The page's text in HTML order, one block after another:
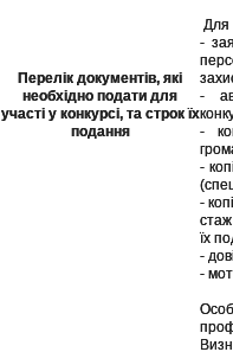
Перелік документів, які
необхідно подати для
участі у конкурсі, та строк їх
подання
Для
-
-
-
-
-
їх
-
-